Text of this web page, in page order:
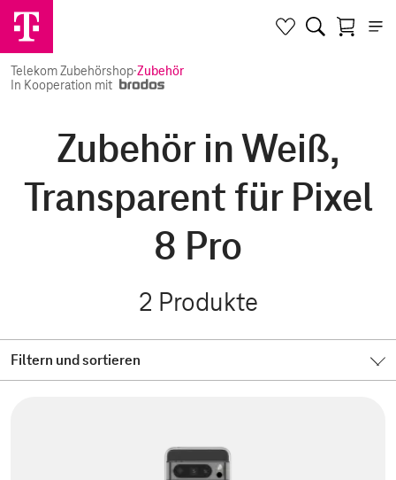
Telekom Zubehörshop·Zubehör
In Kooperation mit
Zubehör in Weiß,
Transparent für Pixel
8 Pro
2 Produkte
Filtern und sortieren